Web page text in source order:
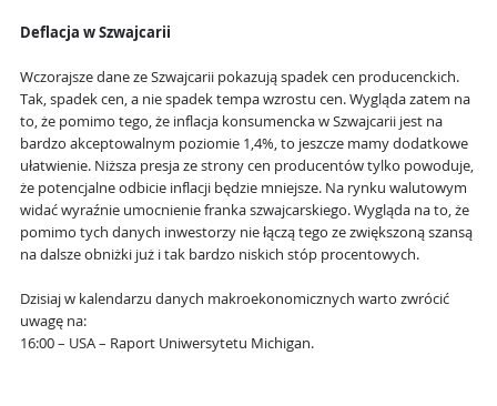
Deflacja w Szwajcarii
Wczorajsze dane ze Szwajcarii pokazują spadek cen producenckich.
Tak, spadek cen, a nie spadek tempa wzrostu cen. Wygląda zatem na
to, że pomimo tego, że inflacja konsumencka w Szwajcarii jest na
bardzo akceptowalnym poziomie 1,4%, to jeszcze mamy dodatkowe
ułatwienie. Niższa presja ze strony cen producentów tylko powoduje,
że potencjalne odbicie inflacji będzie mniejsze. Na rynku walutowym
widać wyraźnie umocnienie franka szwajcarskiego. Wygląda na to, że
pomimo tych danych inwestorzy nie łączą tego ze zwiększoną szansą
na dalsze obniżki już i tak bardzo niskich stóp procentowych.
Dzisiaj w kalendarzu danych makroekonomicznych warto zwrócić
uwagę na:
16:00 – USA – Raport Uniwersytetu Michigan.